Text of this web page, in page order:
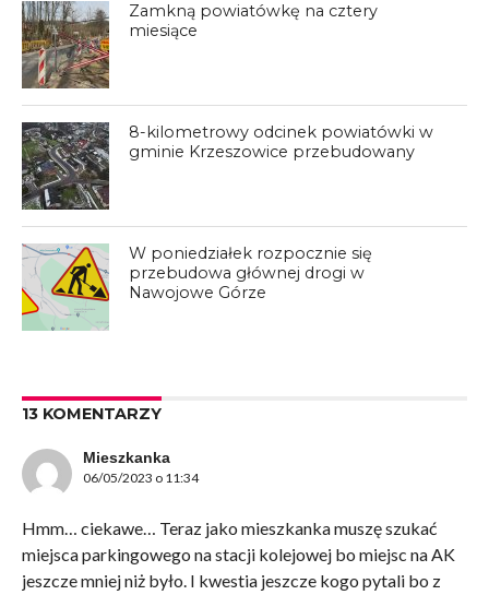
Zamkną powiatówkę na cztery
miesiące
8-kilometrowy odcinek powiatówki w
gminie Krzeszowice przebudowany
W poniedziałek rozpocznie się
przebudowa głównej drogi w
Nawojowe Górze
13 KOMENTARZY
Mieszkanka
06/05/2023 o 11:34
Hmm… ciekawe… Teraz jako mieszkanka muszę szukać
miejsca parkingowego na stacji kolejowej bo miejsc na AK
jeszcze mniej niż było. I kwestia jeszcze kogo pytali bo z